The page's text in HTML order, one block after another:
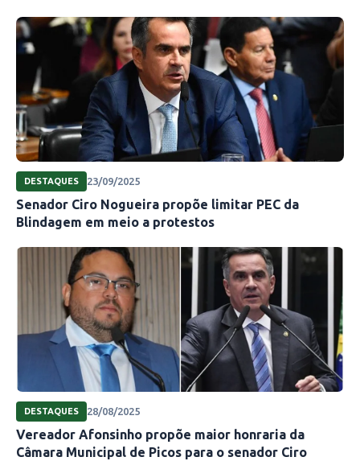
DESTAQUES 23/09/2025
Senador Ciro Nogueira propõe limitar PEC da
Blindagem em meio a protestos
DESTAQUES 28/08/2025
Vereador Afonsinho propõe maior honraria da
Câmara Municipal de Picos para o senador Ciro